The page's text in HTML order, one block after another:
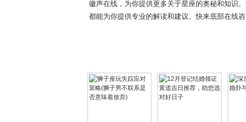
徽声在线，为你提供更多关于星座的奥秘和知识
都能为你提供专业的解读和建议。快来底部在线